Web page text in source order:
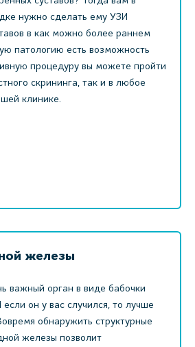
нужно сделать ему УЗИ
в как можно более раннем
патологию есть возможность
процедуру вы можете пройти
скрининга, так и в любое
клинике.
железы
важный орган в виде бабочки
он у вас случился, то лучше
обнаружить структурные
железы позволит